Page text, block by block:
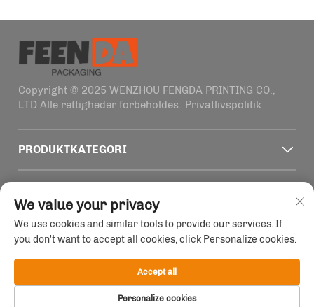
Copyright © 2025 WENZHOU FENGDA PRINTING CO.,
LTD Alle rettigheder forbeholdes. Privatlivspolitik
PRODUKTKATEGORI
KONTAKTOPLYSNINGER
Office add : Bygning 4, nr. 1915-2011 Haifeng vej,
Wenzhou, Zhejiang, Kina
E-mail:[email protected]
+86-13758856618
We value your privacy
We use cookies and similar tools to provide our services. If
you don't want to accept all cookies, click Personalize cookies.
Personalize cookies
Accept all